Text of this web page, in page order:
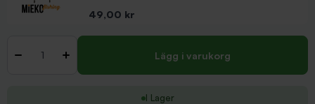
Pris
49,00 kr
- + Lägg i varukorg
I Lager